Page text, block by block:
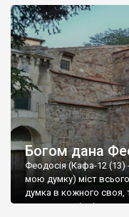
Богом дана
Феодосія (Кафа-12 (13)
мою думку) міст
думка в кожного своя,
запрошую відвідати це